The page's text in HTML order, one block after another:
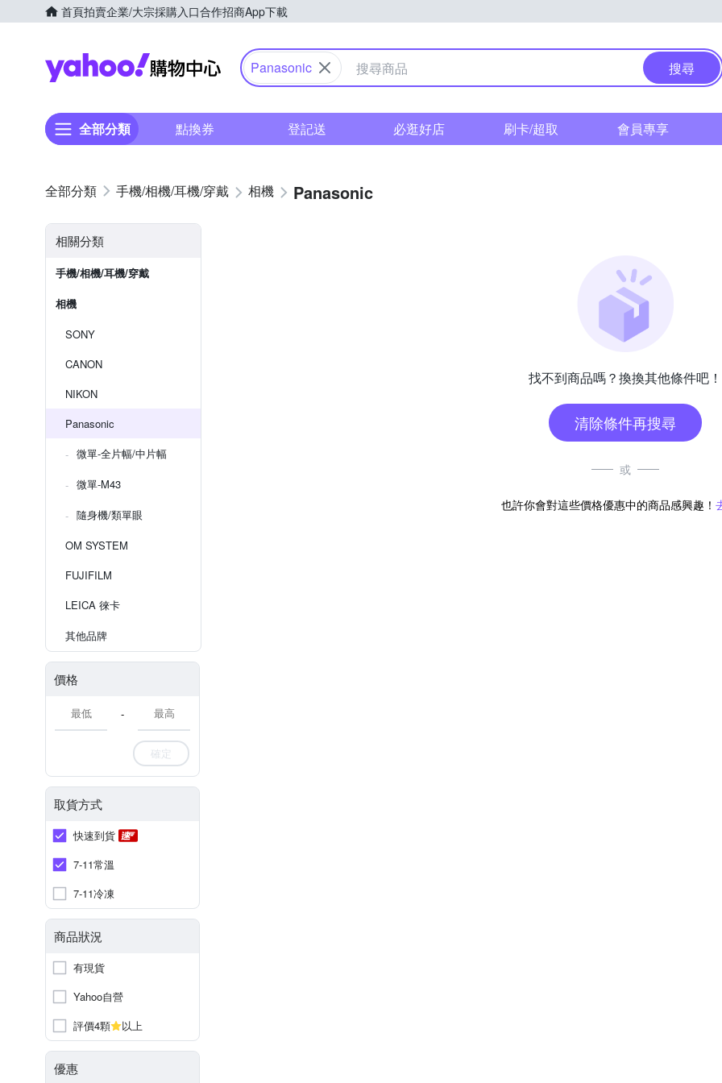
首頁拍賣企業/大宗採購入口合作招商App下載
Yahoo購物中心
Panasonic 搜尋
全部分類 點換券 登記送 必逛好店 刷卡/超取 會員專享
手機/相機/耳機/穿戴 相機 Panasonic
相關分類
手機/相機/耳機/穿戴
相機
SONY
CANON
NIKON
Panasonic
微單-全片幅/中片幅
微單-M43
隨身機/類單眼
OM SYSTEM
FUJIFILM
LEICA 徠卡
其他品牌
價格
-
確定
取貨方式
快速到貨
7-11常溫
7-11冷凍
商品狀況
有現貨
Yahoo自營
評價4顆
以上
優惠
找不到商品嗎？換換其他條件吧！
清除條件再搜尋
或
也許你會對這些價格優惠中的商品感興趣！